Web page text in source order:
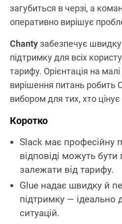
загубиться в черзі, а
оперативно вирішує
Chantyзабезпечує
підтримку для всіх
тарифу. Орієнтація на
вирішення питань робить
вибором для тих, хто цінує
Коротко
Slack має професійну
відповіді можуть бути
залежати від тарифу.
Glue надає швидку й
підтримку — ідеально
ситуацій.